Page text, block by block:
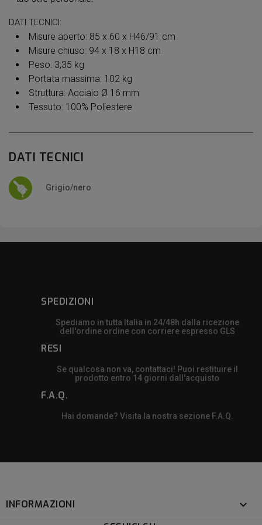
DATI TECNICI:
Misure aperto: 85 x 60 x H46/91 cm
Misure chiuso: 94 x 18 x H18 cm
Peso: 3,35 kg
Portata massima: 102 kg
Struttura: Acciaio Ø 16 mm
Tessuto: 100% Poliestere
DATI TECNICI
Grigio/nero
SPEDIZIONI
Spediamo in tutta Italia in 24/48h dalla ricezione
dell'ordine ordine con corriere espresso GLS
RESI
Se qualcosa non va, contattaci! Puoi restituire il
prodotto entro 14 giorni dall'acquisto
F.A.Q.
Hai domande? Visita la nostra sezione F.A.Q.
INFORMAZIONI 